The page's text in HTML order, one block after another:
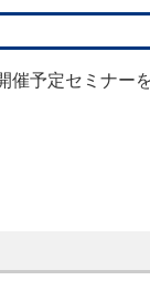
催予定セミナー